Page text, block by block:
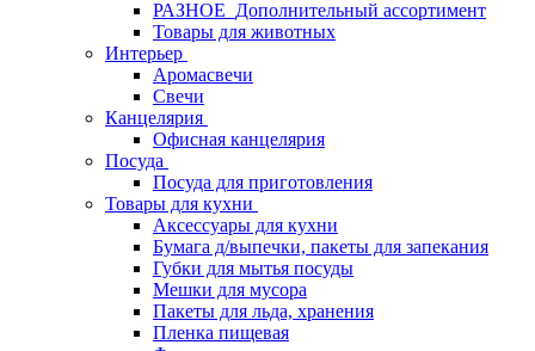
РАЗНОЕ_Дополнительный ассортимент
Товары для животных
Интерьер
Аромасвечи
Свечи
Канцелярия
Офисная канцелярия
Посуда
Посуда для приготовления
Товары для кухни
Аксессуары для кухни
Бумага д/выпечки, пакеты для запекания
Губки для мытья посуды
Мешки для мусора
Пакеты для льда, хранения
Пленка пищевая